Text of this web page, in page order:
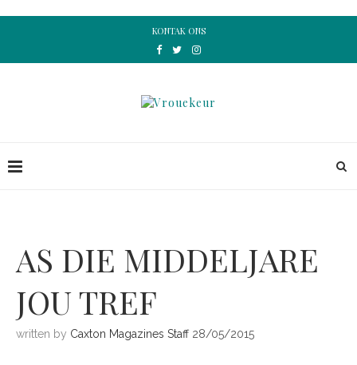
KONTAK ONS
AS DIE MIDDELJARE
JOU TREF
written by Caxton Magazines Staff 28/05/2015